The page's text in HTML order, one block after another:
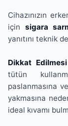
Cihazınızın
için sigara
yanıtını teknik
Dikkat
tütün
paslanmasına
yakmasına
ideal kıvamı